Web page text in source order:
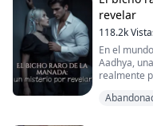
revelar
118.2k
En el
Aadhya,
realmente
respuesta